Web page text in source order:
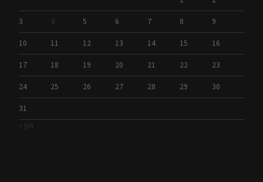
3 4 5 6 7 8 9
10 11 12 13 14 15 16
17 18 19 20 21 22 23
24 25 26 27 28 29 30
31
« јул